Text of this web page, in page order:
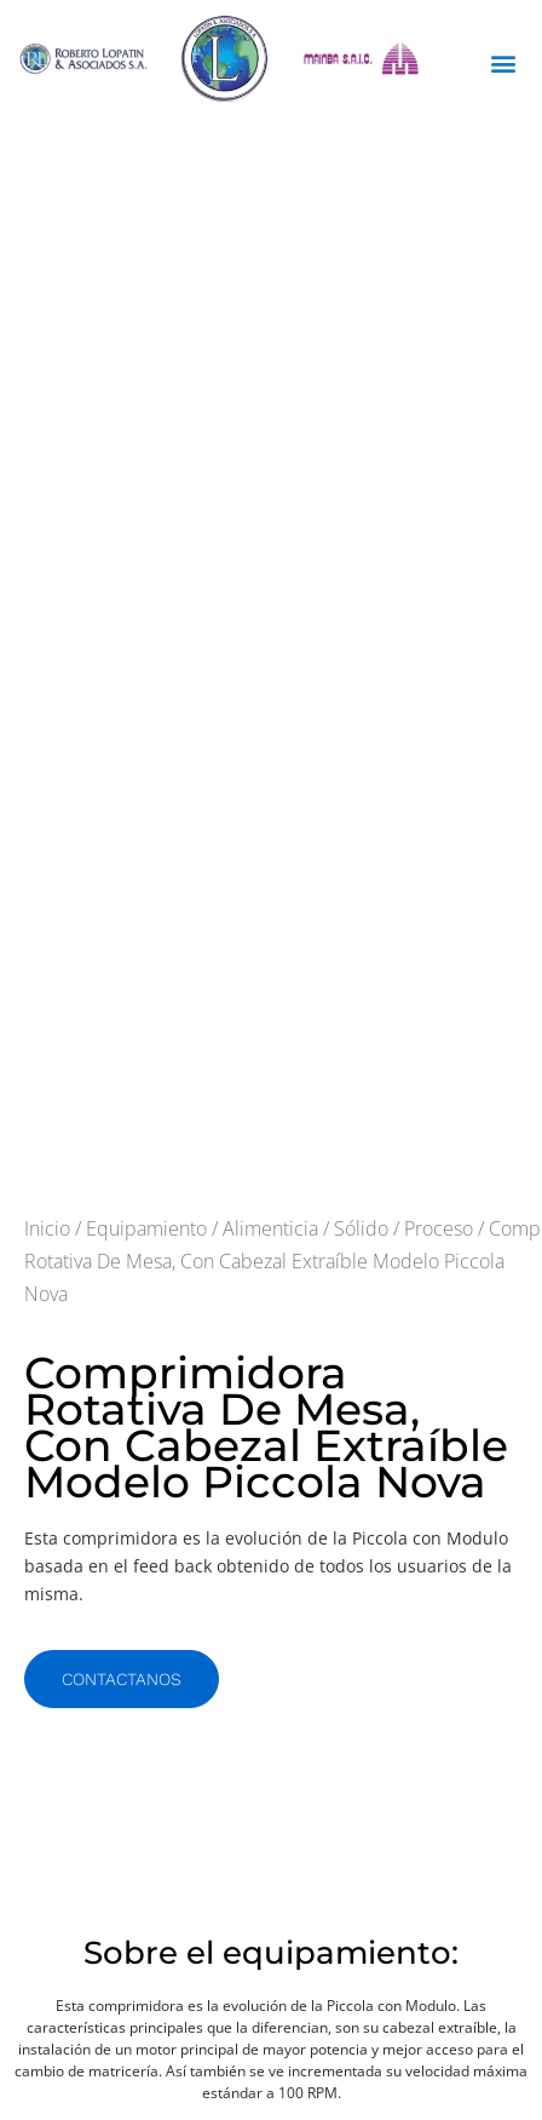
Inicio/ Equipamiento/Alimenticia / Sólido/ Proceso/
Rotativa De Mesa, Con Cabezal Extraíble Modelo Piccola
Nova
Comprimidora
Rotativa De Mesa,
Con Cabezal Extraíble
Modelo Piccola Nova
Esta comprimidora es la evolución de la Piccola con Modulo
basada en el feed back obtenido de todos los usuarios de la
misma.
CONTACTANOS
Sobre el equipamiento:
Esta comprimidora es la evolución de la Piccola con Modulo. Las
características principales que la diferencian, son su cabezal extraíble, la
instalación de un motor principal de mayor potencia y mejor acceso para el
cambio de matricería. Así también se ve incrementada su velocidad máxima
estándar a 100 RPM.